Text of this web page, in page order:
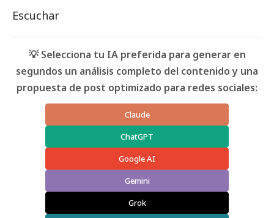
Escuchar
💡 Selecciona tu IA preferida para generar en
segundos un análisis completo del contenido y una
propuesta de post optimizado para redes sociales:
Claude
ChatGPT
Google AI
Gemini
Grok